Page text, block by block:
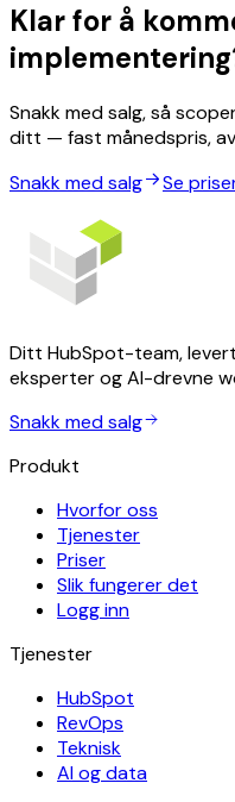
Klar for å
Snakk med salg, så
ditt — fast månedspris,
Snakk med salg
Se
Ditt HubSpot-team,
eksperter og AI-drevne
Snakk med salg
Produkt
Hvorfor oss
Tjenester
Priser
Slik fungerer det
Logg inn
Tjenester
HubSpot
RevOps
Teknisk
AI og data